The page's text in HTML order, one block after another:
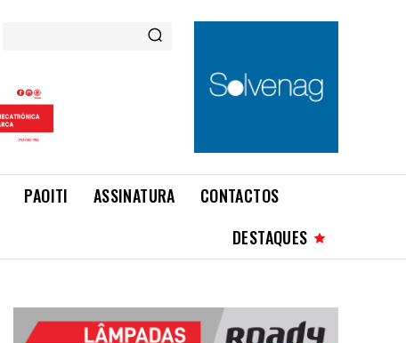
PAOITI ASSINATURA
CONTACTOS
DESTAQUES